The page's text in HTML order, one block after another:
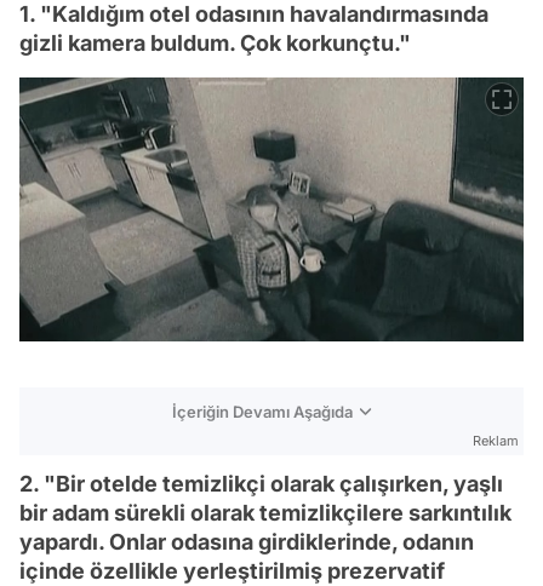
1. "Kaldığım otel odasının havalandırmasında
gizli kamera buldum. Çok korkunçtu."
İçeriğin Devamı Aşağıda
Reklam
2. "Bir otelde temizlikçi olarak çalışırken, yaşlı
bir adam sürekli olarak temizlikçilere sarkıntılık
yapardı. Onlar odasına girdiklerinde, odanın
içinde özellikle yerleştirilmiş prezervatif